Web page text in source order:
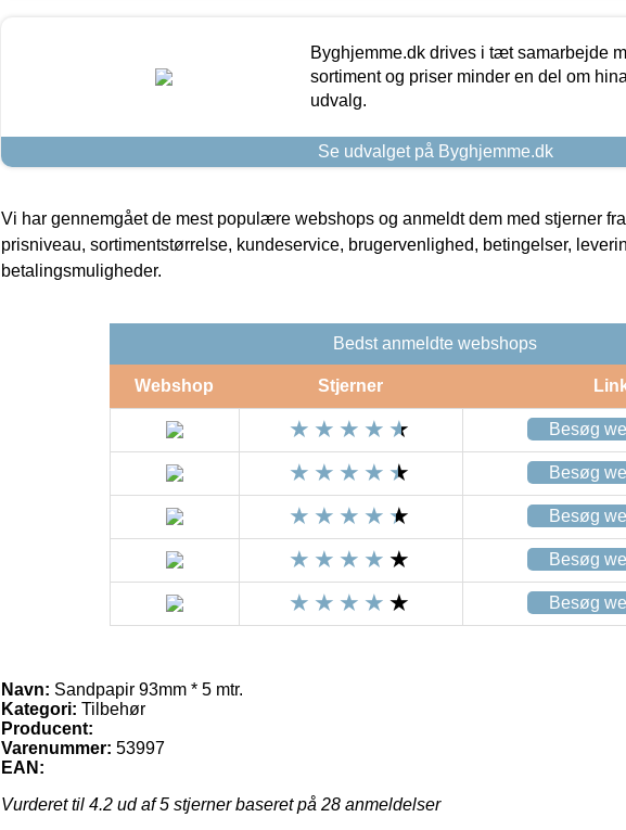
Byghjemme.dk drives i tæt samarbejde
sortiment og priser minder en del om
udvalg.
Se udvalget på Byghjemme.dk
Vi har gennemgået de mest populære webshops og anmeldt dem med stjerner
prisniveau, sortimentstørrelse, kundeservice, brugervenlighed, betingelser,
betalingsmuligheder.
Bedst anmeldte webshops
Webshop Stjerner
Besøg
Besøg
Besøg
Besøg
Besøg
Navn: Sandpapir 93mm * 5 mtr.
Kategori: Tilbehør
Producent:
Varenummer: 53997
EAN:
Vurderet til 4.2 ud af 5 stjerner baseret på 28 anmeldelser